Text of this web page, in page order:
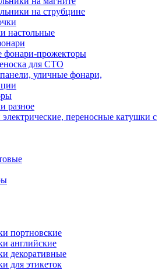
на струбцине
настольные
фонари-прожекторы
для СТО
уличные фонари,
разное
переносные катушки с
портновские
английские
декоративные
для этикеток